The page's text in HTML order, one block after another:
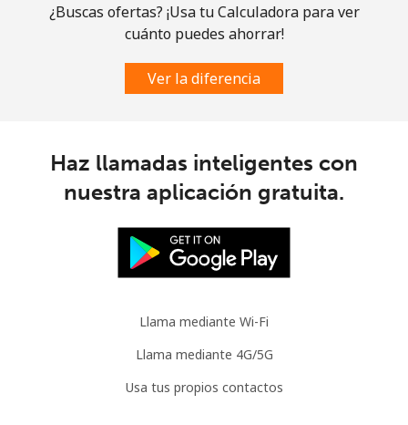
¿Buscas ofertas? ¡Usa tu Calculadora para ver
cuánto puedes ahorrar!
Ver la diferencia
Haz llamadas inteligentes con
nuestra aplicación gratuita.
Llama mediante Wi-Fi
Llama mediante 4G/5G
Usa tus propios contactos